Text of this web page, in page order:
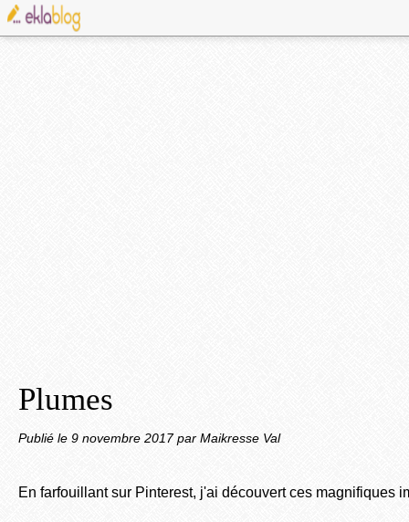
Plumes
Publié le 9 novembre 2017par Maikresse Val
En farfouillant sur Pinterest, j'ai découvert ces magnifiques